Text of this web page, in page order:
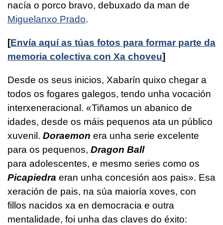
nacía o porco bravo, debuxado da man de
Miguelanxo Prado.
[Envía aquí as túas fotos para formar parte da
memoria colectiva con Xa choveu]
Desde os seus inicios, Xabarín quixo chegar a
todos os fogares galegos, tendo unha vocación
interxeneracional. «Tiñamos un abanico de
idades, desde os máis pequenos ata un público
xuvenil. Doraemon era unha serie excelente
para os pequenos, Dragon Ball
para adolescentes, e mesmo series como os
Picapiedra eran unha concesión aos pais». Esa
xeración de pais, na súa maioría xoves, con
fillos nacidos xa en democracia e outra
mentalidade, foi unha das claves do éxito: